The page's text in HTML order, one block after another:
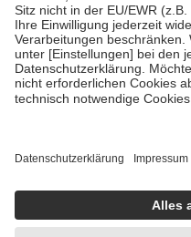
fallenkeine Zuzahlungen an
• Kindern und Jugendlichen
mit Ausnahme der Fahrkosten
• Untersuchungen zur
GKV getragen werden
• empfohlenen
Wir nutzen Trusted Shops als
getroffen, um sicherzustellen,
handelt. Mehr Informationen